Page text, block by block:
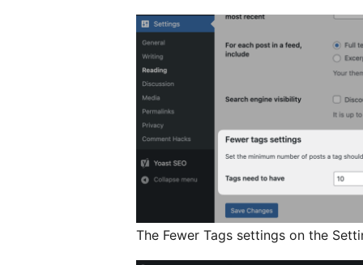
The Fewer Tags settings on the